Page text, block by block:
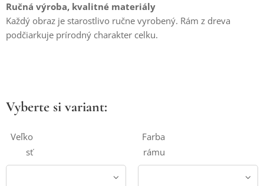
Ručná výroba, kvalitné materiály
Každý obraz je starostlivo ručne vyrobený. Rám z dreva
podčiarkuje prírodný charakter celku.
Vyberte si variant:
Veľko
sť
Farba
rámu